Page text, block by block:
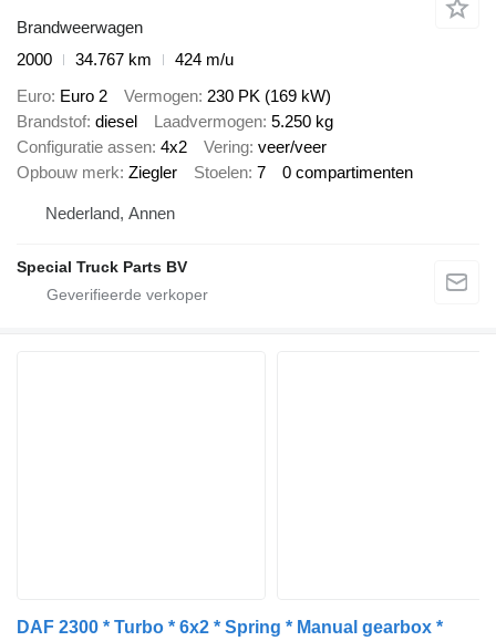
Brandweerwagen
2000
34.767 km
424 m/u
Euro Euro 2 Vermogen 230 PK (169 kW)
Brandstof diesel Laadvermogen 5.250 kg
Configuratie assen 4x2 Vering veer/veer
Opbouw merk Ziegler Stoelen 7 0 compartimenten
Nederland, Annen
Special Truck Parts BV
DAF 2300 * Turbo * 6x2 * Spring * Manual gearbox *